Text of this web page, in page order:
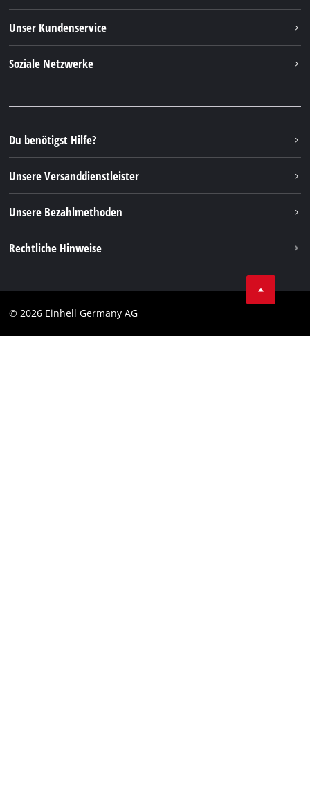
Nachhaltigkeit
Unser Kundenservice
FAQs
Rücksendungen / Widerruf
Verpackungsrichtlinien
Hinweise zur Batterieentsorgung
Vertrag widerrufen
Soziale Netzwerke
Instagram
TikTok
Pinterest
Linkedin
Du benötigst Hilfe?
Unsere Versanddienstleister
Unsere Bezahlmethoden
Rechtliche Hinweise
Impressum
© 2026 Einhell Germany AG